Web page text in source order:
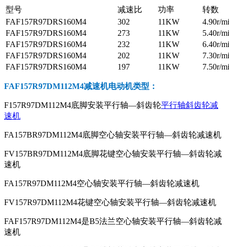
型号 减速比 功率
转数
FAF157R97DRS160M4
302 11KW
4.90r/
FAF157R97DRS160M4
273 11KW
5.40r/
FAF157R97DRS160M4
232 11KW
6.40r/
FAF157R97DRS160M4
202 11KW
7.30r/
FAF157R97DRS160M4
197 11KW 7.50r/
FAF157R97DM112M4减速机电动机类型：
F157R97DM112M4底脚安装平行轴—斜齿轮平行轴斜齿轮减
速机
FA157BR97DM112M4底脚空心轴安装平行轴—斜齿轮减速机
FV157BR97DM112M4底脚花键空心轴安装平行轴—斜齿轮减
速机
FA157R97DM112M4空心轴安装平行轴—斜齿轮减速机
FV157R97DM112M4花键空心轴安装平行轴—斜齿轮减速机
FAF157R97DM112M4是B5法兰空心轴安装平行轴—斜齿轮减
速机